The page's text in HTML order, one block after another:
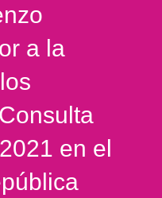
a la
en el